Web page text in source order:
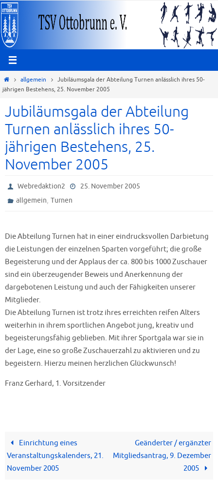
Zum
Inhalt
springen
Startallgemein
Jubiläumsgala der Abteilung Turnen anlässlich ihres 50-
jährigen Bestehens, 25. November 2005
Jubiläumsgala der Abteilung
Turnen anlässlich ihres 50-
jährigen Bestehens, 25.
November 2005
Webredaktion2
25. November 2005
allgemein,Turnen
Die Abteilung Turnen hat in einer eindrucksvollen Darbietung
die Leistungen der einzelnen Sparten vorgeführt; die große
Begeisterung und der Applaus der ca. 800 bis 1000 Zuschauer
sind ein überzeugender Beweis und Anerkennung der
dargebotenen Leistung und auch der Fähigkeiten unserer
Mitglieder.
Die Abteilung Turnen ist trotz ihres erreichten reifen Alters
weiterhin in ihrem sportlichen Angebot jung, kreativ und
begeisterungsfähig geblieben. Mit ihrer Sportgala war sie in
der Lage, eine so große Zuschauerzahl zu aktivieren und zu
begeistern. Hierzu meinen herzlichen Glückwunsch!
Franz Gerhard, 1. Vorsitzender
Einrichtung eines
Veranstaltungskalenders, 21.
November 2005
Geänderter / ergänzter
Mitgliedsantrag, 9. Dezember
2005